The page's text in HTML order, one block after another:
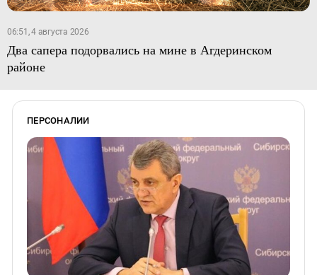
06:51, 4 августа 2026
Два сапера подорвались на мине в Агдеринском
районе
ПЕРСОНАЛИИ